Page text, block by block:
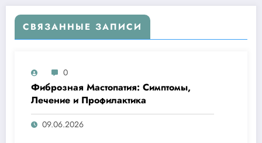
СВЯЗАННЫЕ ЗАПИСИ
0
Фиброзная Мастопатия: Симптомы,
Лечение и Профилактика
09.06.2026